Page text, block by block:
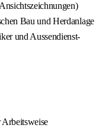
Bau und Herdanlage
und Aussendienst-
Arbeitsweise